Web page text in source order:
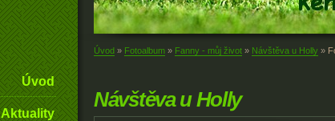
Úvod
Aktuality
Úvod » Fotoalbum » Fanny - můj život » Návštěva u Holly »
Návštěva u Holly